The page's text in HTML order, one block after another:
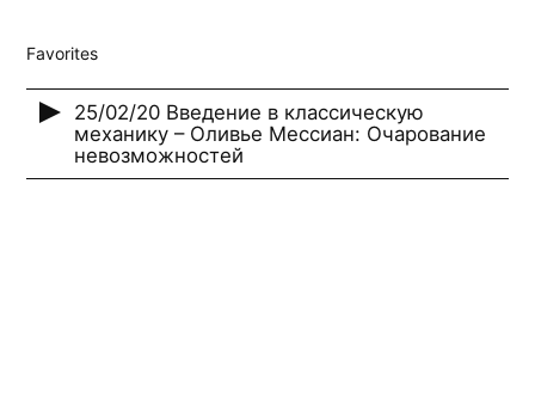
Favorites
25/02/20 Введение в классическую
механику – Оливье Мессиан: Очарование
невозможностей